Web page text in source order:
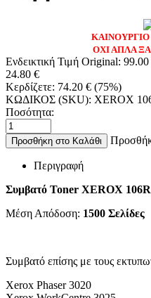
ΟΧΙ ΑΠΛΑ
Ενδεικτική Τιμή Original: 99.00
24.80 €
Κερδίζετε: 74.20 € (75%)
ΚΩΔΙΚΟΣ (SKU): XEROX
Ποσότητα:
Προσθήκη στο Καλάθι
Περιγραφή
Συμβατό Toner XEROX
Μέση Απόδοση: 1500 Σελίδες
Συμβατό επίσης με τους
Xerox Phaser 3020